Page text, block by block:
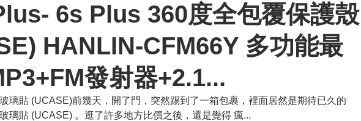
6s Plus 360度全包覆保護殼
HANLIN-CFM66Y 多功能最
發射器+2.1...
璃貼 (UCASE)前幾天，開了門，突然踢到了一箱包裹，裡面居然是期待已久的
璃貼 (UCASE) 。逛了許多地方比價之後，還是覺得 瘋...